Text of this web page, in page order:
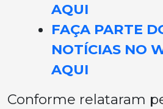
AQUI
FAÇA PARTE
NOTÍCIAS NO
AQUI
Conforme relataram